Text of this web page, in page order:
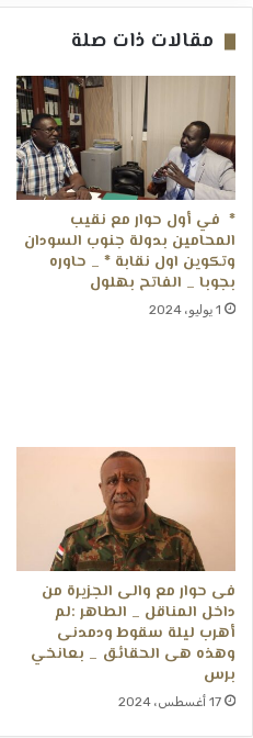
مقالات ذات صلة
* في أول حوار مع نقيب
المحامين بدولة جنوب السودان
وتكوين اول نقابة * _ حاوره
بجوبا _ الفاتح بهلول
1 يوليو، 2024
فى حوار مع والى الجزيرة من
داخل المناقل _ الطاهر :لم
أهرب ليلة سقوط ودمدنى
وهذه هى الحقائق _ بعانخي
برس
17 أغسطس، 2024